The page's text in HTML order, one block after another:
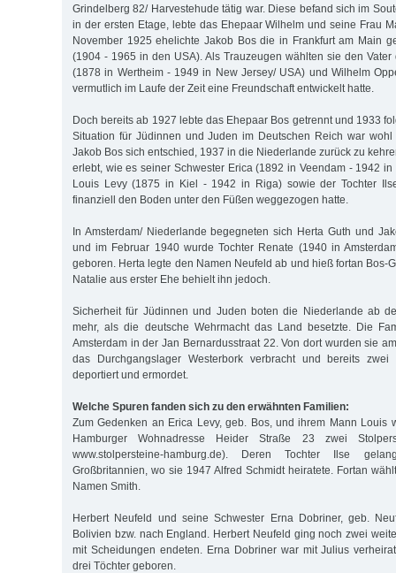
Grindelberg 82/ Harvestehude tätig war. Diese befand sich im
in der ersten Etage, lebte das Ehepaar Wilhelm und seine Frau
November 1925 ehelichte Jakob Bos die in Frankfurt am Main
(1904 - 1965 in den USA). Als Trauzeugen wählten sie den
(1878 in Wertheim - 1949 in New Jersey/ USA) und Wilhelm
vermutlich im Laufe der Zeit eine Freundschaft entwickelt hatte.
Doch bereits ab 1927 lebte das Ehepaar Bos getrennt und 1933
Situation für Jüdinnen und Juden im Deutschen Reich war wohl
Jakob Bos sich entschied, 1937 in die Niederlande zurück zu
erlebt, wie es seiner Schwester Erica (1892 in Veendam - 1942
Louis Levy (1875 in Kiel - 1942 in Riga) sowie der Tochter
finanziell den Boden unter den Füßen weggezogen hatte.
In Amsterdam/ Niederlande begegneten sich Herta Guth und
und im Februar 1940 wurde Tochter Renate (1940 in
geboren. Herta legte den Namen Neufeld ab und hieß fortan Bos-
Natalie aus erster Ehe behielt ihn jedoch.
Sicherheit für Jüdinnen und Juden boten die Niederlande ab
mehr, als die deutsche Wehrmacht das Land besetzte. Die
Amsterdam in der Jan Bernardusstraat 22. Von dort wurden sie
das Durchgangslager Westerbork verbracht und bereits zwei
deportiert und ermordet.
Welche Spuren fanden sich zu den erwähnten Familien:
Zum Gedenken an Erica Levy, geb. Bos, und ihrem Mann Louis
Hamburger Wohnadresse Heider Straße 23 zwei
www.stolpersteine-hamburg.de). Deren Tochter Ilse
Großbritannien, wo sie 1947 Alfred Schmidt heiratete. Fortan
Namen Smith.
Herbert Neufeld und seine Schwester Erna Dobriner, geb.
Bolivien bzw. nach England. Herbert Neufeld ging noch zwei
mit Scheidungen endeten. Erna Dobriner war mit Julius
drei Töchter geboren.